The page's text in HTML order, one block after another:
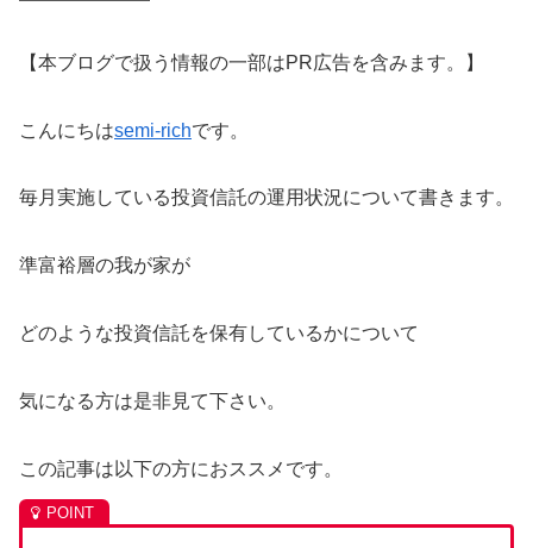
【本ブログで扱う情報の一部はPR広告を含みます。】
こんにちはsemi-richです。
毎月実施している投資信託の運用状況について書きます。
準富裕層の我が家が
どのような投資信託を保有しているかについて
気になる方は是非見て下さい。
この記事は以下の方におススメです。